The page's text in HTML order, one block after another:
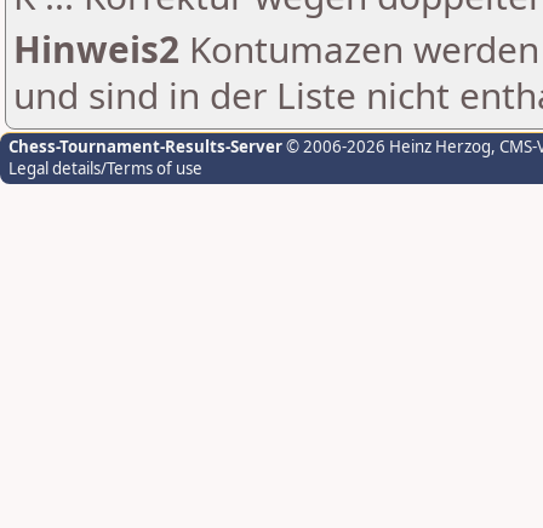
Hinweis2 Kontumazen
und sind in der Liste nicht
Chess-Tournament-Results-Server© 2006-2026 Heinz Herzog,
Legal details/Terms of use